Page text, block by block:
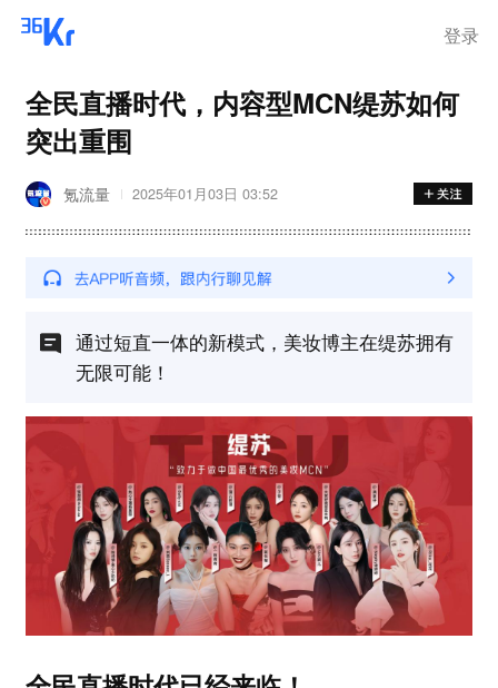
登录
全民直播时代，内容型MCN缇苏如何
突出重围
氪流量 2025年01月03日 03:52
通过短直一体的新模式，美妆博主在缇苏拥有
无限可能！